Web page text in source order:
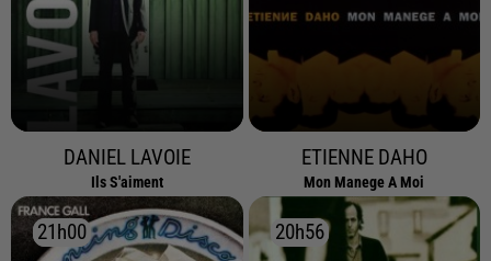
DANIEL LAVOIE
Ils S'aiment
ETIENNE DAHO
Mon Manege A Moi
21h00
21h00 20h56
20h56